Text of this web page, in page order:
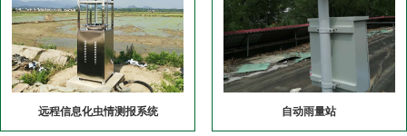
远程信息化虫情测报系统 自动雨量站